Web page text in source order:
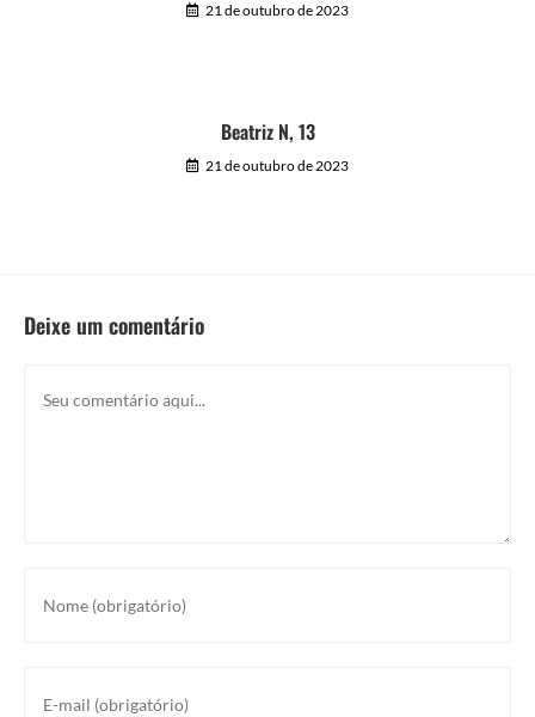
21 de outubro de 2023
Beatriz N, 13
21 de outubro de 2023
Deixe um comentário
seu
nome
seu